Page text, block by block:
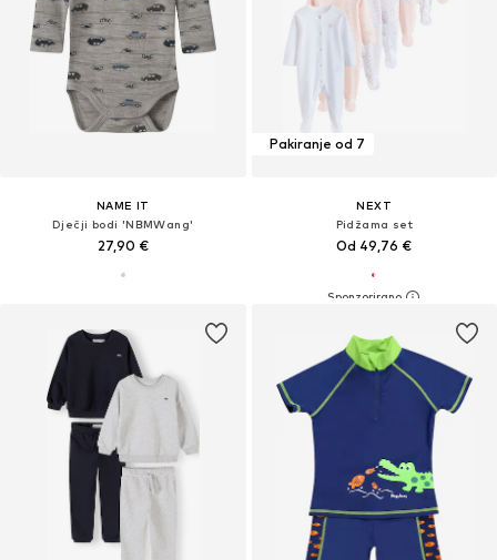
NAME IT
Dječji bodi 'NBMWang'
27,90 €
Pakiranje od 7
NEXT
Pidžama set
Od 49,76 €